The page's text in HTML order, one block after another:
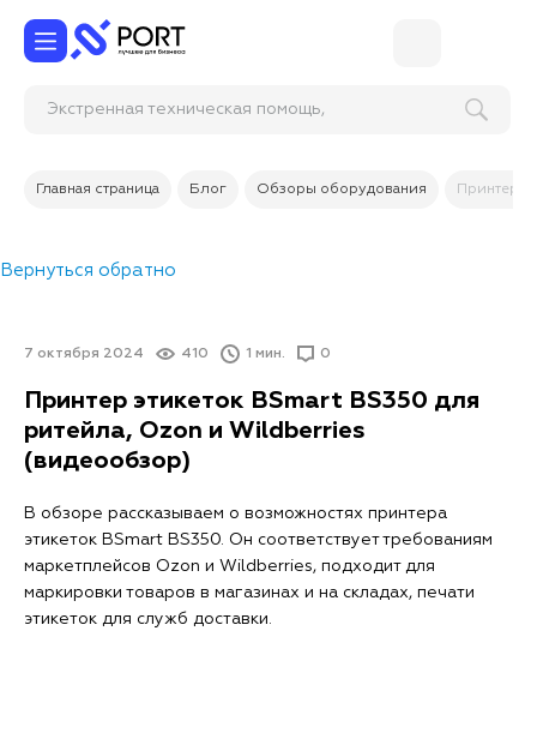
Экстренная техническая помощь,
Главная страница Блог Обзоры оборудования Принтер
Вернуться обратно
7 октября 2024 410 1 мин. 0
Принтер этикеток BSmart BS350 для
ритейла, Ozon и Wildberries
(видеообзор)
В обзоре рассказываем о возможностях принтера
этикеток BSmart BS350. Он соответствует требованиям
маркетплейсов Ozon и Wildberries, подходит для
маркировки товаров в магазинах и на складах, печати
этикеток для служб доставки.